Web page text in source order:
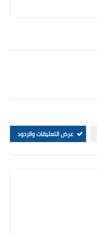
عرض التعليقات والردود